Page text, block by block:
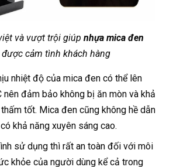
và vượt trội giúp nhựa mica đen
cảm tình khách hàng
nhiệt độ của mica đen có thể lên
nên đảm bảo không bị ăn mòn và khả
tốt. Mica đen cũng không hề dẫn
khả năng xuyên sáng cao.
sử dụng thì rất an toàn đối với môi
khỏe của người dùng kể cả trong